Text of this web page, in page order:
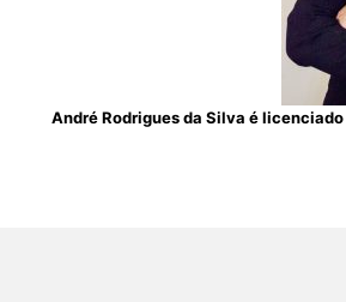
André Rodrigues da Silva é